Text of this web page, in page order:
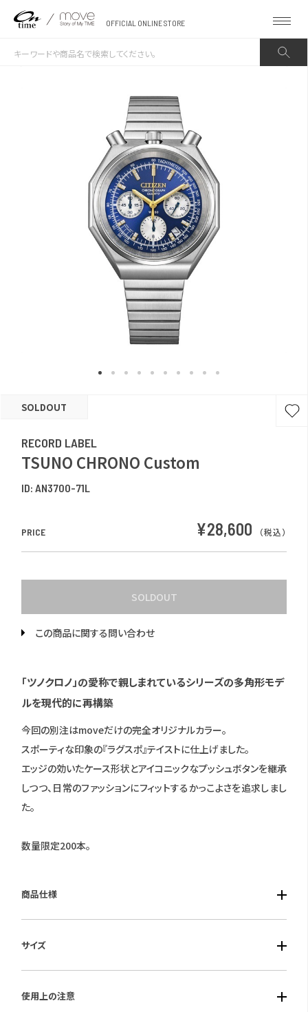
OFFICIAL ONLINE STORE
SOLDOUT
RECORD LABEL
TSUNO CHRONO Custom
ID: AN3700-71L
PRICE ¥28,600 （税込）
SOLDOUT
この商品に関する問い合わせ
「ツノクロノ」の愛称で親しまれているシリーズの多角形モデ
ルを現代的に再構築
今回の別注はmoveだけの完全オリジナルカラー。
スポーティな印象の『ラグスポ』テイストに仕上げました。
エッジの効いたケース形状とアイコニックなプッシュボタンを継承
しつつ、日常のファッションにフィットするかっこよさを追求しまし
た。
数量限定200本。
商品仕様
■風防素材：クリスタルガラス
■ベルト素材：ステンレス
サイズ
使用上の注意